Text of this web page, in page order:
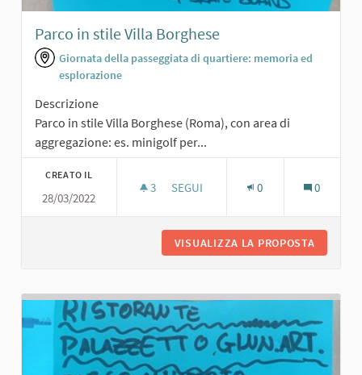
Parco in stile Villa Borghese
Giornata della passeggiata di quartiere: memoria ed
esplorazione
Descrizione
Parco in stile Villa Borghese (Roma), con area di
aggregazione: es. minigolf per...
CREATO IL
28/03/2022
3 3 SOSTENITORI
SEGUI 0 0
VISUALIZZA LA PROPOSTA